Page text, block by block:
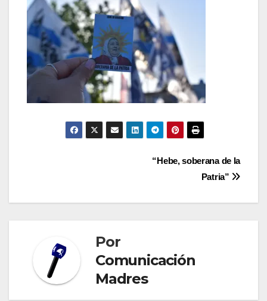
“Hebe, soberana de la
Patria”
Por
Comunicación
Madres